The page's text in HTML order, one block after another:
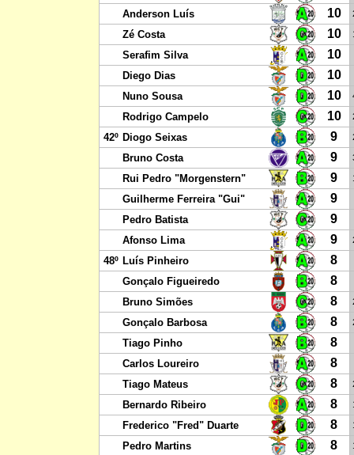
Anderson Luís 10
Zé Costa 10
Serafim Silva 10
Diego Dias 10
Nuno Sousa 10
Rodrigo Campelo 10
42º Diogo Seixas 9
Bruno Costa 9
Rui Pedro "Morgenstern" 9
Guilherme Ferreira "Gui" 9
Pedro Batista 9
Afonso Lima 9
48º Luís Pinheiro 8
Gonçalo Figueiredo 8
Bruno Simões 8
Gonçalo Barbosa 8
Tiago Pinho 8
Carlos Loureiro 8
Tiago Mateus 8
Bernardo Ribeiro 8
Frederico "Fred" Duarte 8
Pedro Martins 8